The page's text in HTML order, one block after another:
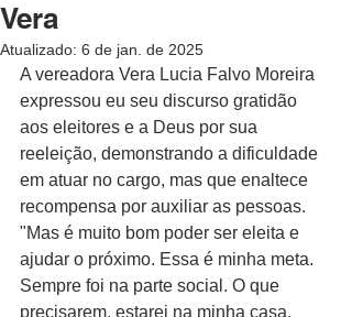
Vera
Atualizado: 6 de jan. de 2025
A vereadora Vera Lucia Falvo Moreira
expressou eu seu discurso gratidão
aos eleitores e a Deus por sua
reeleição, demonstrando a dificuldade
em atuar no cargo, mas que enaltece
recompensa por auxiliar as pessoas.
"Mas é muito bom poder ser eleita e
ajudar o próximo. Essa é minha meta.
Sempre foi na parte social. O que
precisarem, estarei na minha casa.